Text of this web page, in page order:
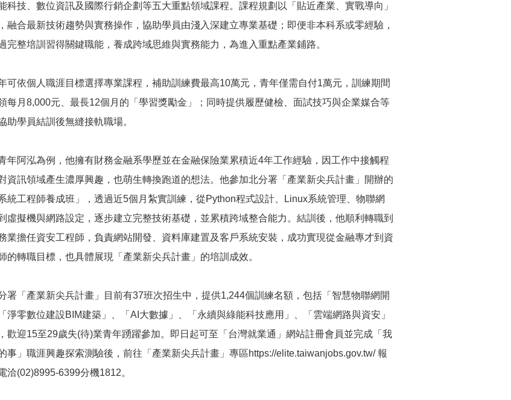
科技、數位資訊及國際行銷企劃等五大重點領域課程。課程規劃以「貼近產業、實戰導向」
融合最新技術趨勢與實務操作，協助學員由淺入深建立專業基礎；即便非本科系或零經驗，
完整培訓習得關鍵職能，養成跨域思維與實務能力，為進入重點產業鋪路。
依個人職涯目標選擇專業課程，補助訓練費最高10萬元，青年僅需自付1萬元，訓練期間
每月8,000元、最長12個月的「學習獎勵金」；同時提供履歷健檢、面試技巧與企業媒合等
助學員結訓後無縫接軌職場。
阿泓為例，他擁有財務金融系學歷並在金融保險業累積近4年工作經驗，因工作中接觸程
資訊領域產生濃厚興趣，也萌生轉換跑道的想法。他參加北分署「產業新尖兵計畫」開辦的
系統工程師養成班」，透過近5個月紮實訓練，從Python程式設計、Linux系統管理、物聯網
虛擬機與網路設定，逐步建立完整技術基礎，並累積跨域整合能力。結訓後，他順利轉職到
業擔任資安工程師，負責網站開發、資料庫建置及客戶系統安裝，成功實現從金融專才到資
的轉職目標，也具體展現「產業新尖兵計畫」的培訓成效。
「產業新尖兵計畫」目前有37班次招生中，提供1,244個訓練名額，包括「智慧物聯網開
淨零數位建設BIM建築」、「AI大數據」、「永續與綠能科技應用」、「雲端網路與資安」
歡迎15至29歲失(待)業青年踴躍參加。即日起可至「台灣就業通」網站註冊會員並完成「我
事」職涯興趣探索測驗後，前往「產業新尖兵計畫」專區https://elite.taiwanjobs.gov.tw/ 報
洽(02)8995-6399分機1812。